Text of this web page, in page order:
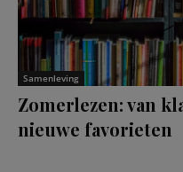
Samenleving
Zomerlezen: van
nieuwe favorieten